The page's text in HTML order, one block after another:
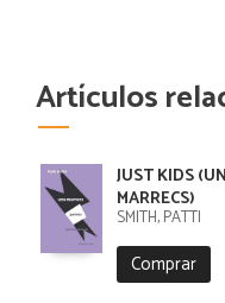
Artículos
JUST KIDS
MARRECS)
SMITH, PATTI
Comprar